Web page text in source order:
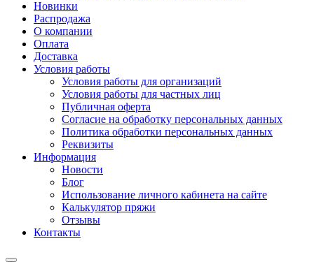
Новинки
Распродажа
О компании
Оплата
Доставка
Условия работы
Условия работы для организаций
Условия работы для частных лиц
Публичная оферта
Согласие на обработку персональных данных
Политика обработки персональных данных
Реквизиты
Информация
Новости
Блог
Использование личного кабинета на сайте
Калькулятор пряжи
Отзывы
Контакты